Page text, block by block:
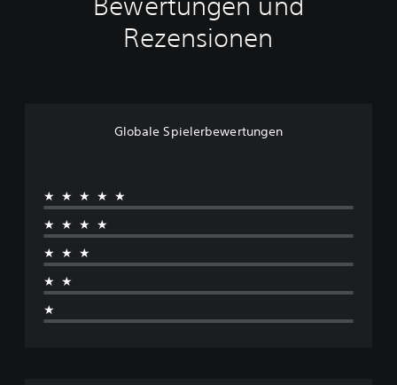
Rezensionen
Globale Spielerbewertungen
★★★★★
★★★★
★★★
★★
★